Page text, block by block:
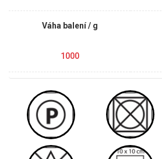
Váha balení / g
1000